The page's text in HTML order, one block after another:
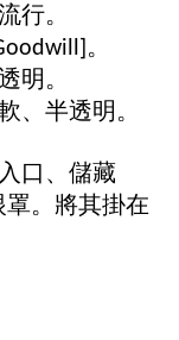
行。
。
明。
、半透明。
口、儲藏
罩。將其掛在